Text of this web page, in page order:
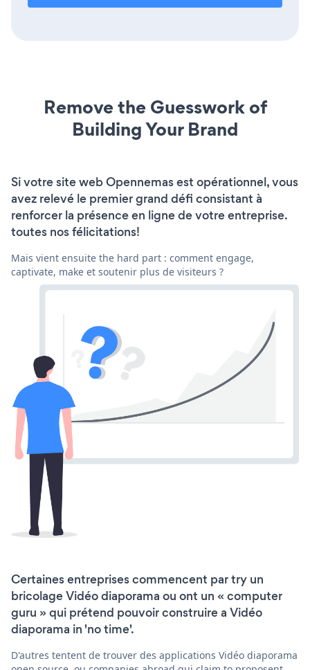
Remove the Guesswork of
Building Your Brand
Si votre site web Opennemas est opérationnel, vous
avez relevé le premier grand défi consistant à
renforcer la présence en ligne de votre entreprise.
toutes nos félicitations!
Mais vient ensuite the hard part : comment engage,
captivate, make et soutenir plus de visiteurs ?
Certaines entreprises commencent par try un
bricolage Vidéo diaporama ou ont un « computer
guru » qui prétend pouvoir construire a Vidéo
diaporama in 'no time'.
D'autres tentent de trouver des applications Vidéo diaporama